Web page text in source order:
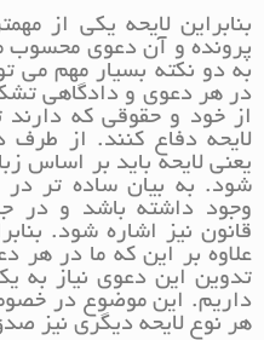
بنابراین لایحه یکی از
پرونده و آن دعوی
به دو نکته بسیار مهم می
در هر دعوی و دادگاهی
از خود و حقوقی که دارند
لایحه دفاع کنند. از طرف
یعنی لایحه باید بر اساس
شود. به بیان ساده تر در
وجود داشته باشد و در
قانون نیز اشاره شود.
علاوه بر این که ما در هر
تدوین این دعوی نیاز
داریم. این موضوع در
هر نوع لایحه دیگری نیز